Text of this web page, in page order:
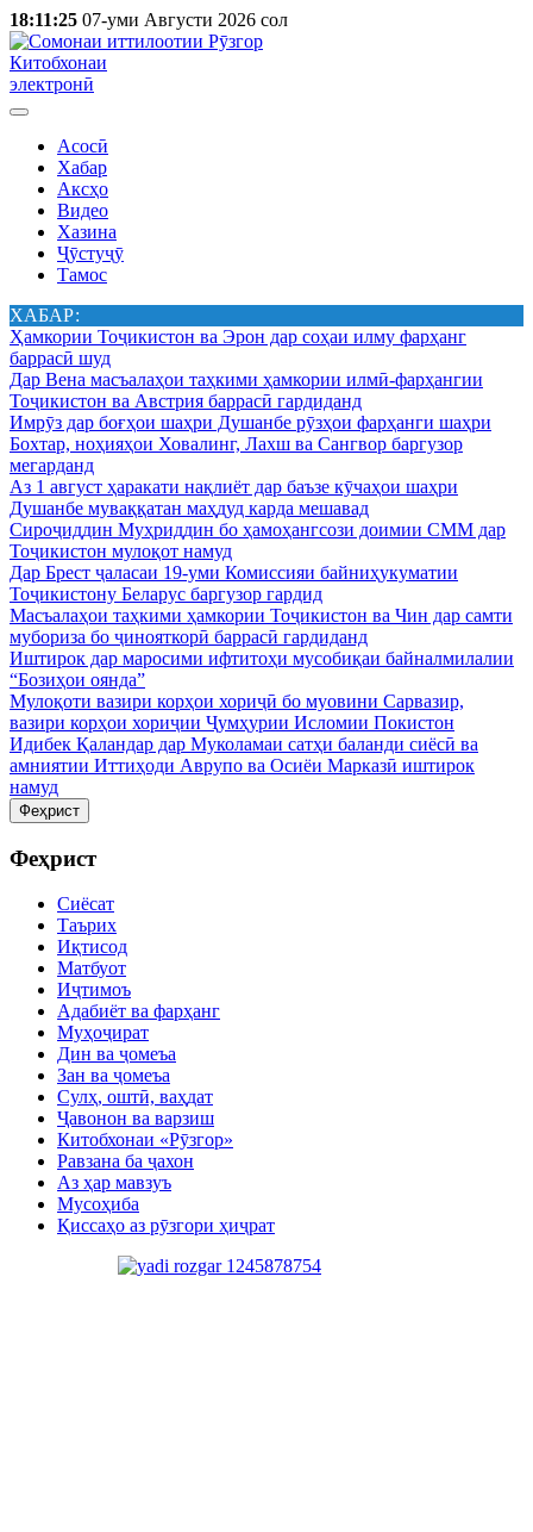
18:11:25 07-уми Августи 2026 сол
Китобхонаи
электронӣ
Асосӣ
Хабар
Аксҳо
Видео
Хазина
Ҷӯстуҷӯ
Тамос
ХАБАР:
Ҳамкории Тоҷикистон ва Эрон дар соҳаи илму фарҳанг
баррасӣ шуд
Дар Вена масъалаҳои таҳкими ҳамкории илмӣ-фарҳангии
Тоҷикистон ва Австрия баррасӣ гардиданд
Имрӯз дар боғҳои шаҳри Душанбе рӯзҳои фарҳанги шаҳри
Бохтар, ноҳияҳои Ховалинг, Лахш ва Сангвор баргузор
мегарданд
Аз 1 август ҳаракати нақлиёт дар баъзе кӯчаҳои шаҳри
Душанбе муваққатан маҳдуд карда мешавад
Сироҷиддин Муҳриддин бо ҳамоҳангсози доимии СММ дар
Тоҷикистон мулоқот намуд
Дар Брест ҷаласаи 19-уми Комиссияи байниҳукуматии
Тоҷикистону Беларус баргузор гардид
Масъалаҳои таҳкими ҳамкории Тоҷикистон ва Чин дар самти
мубориза бо ҷинояткорӣ баррасӣ гардиданд
Иштирок дар маросими ифтитоҳи мусобиқаи байналмилалии
“Бозиҳои оянда”
Мулоқоти вазири корҳои хориҷӣ бо муовини Сарвазир,
вазири корҳои хориҷии Ҷумҳурии Исломии Покистон
Идибек Қаландар дар Муколамаи сатҳи баланди сиёсӣ ва
амниятии Иттиҳоди Аврупо ва Осиёи Марказӣ иштирок
намуд
Феҳрист
Феҳрист
Сиёсат
Таърих
Иқтисод
Матбуот
Иҷтимоъ
Адабиёт ва фарҳанг
Муҳоҷират
Дин ва ҷомеъа
Зан ва ҷомеъа
Сулҳ, оштӣ, ваҳдат
Ҷавонон ва варзиш
Китобхонаи «Рӯзгор»
Равзана ба ҷахон
Аз ҳар мавзуъ
Мусоҳиба
Қиссаҳо аз рӯзгори ҳиҷрат